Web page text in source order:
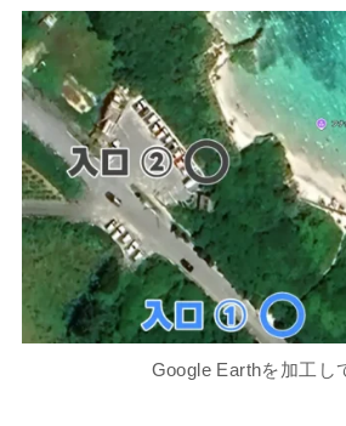
Google Earthを加工し